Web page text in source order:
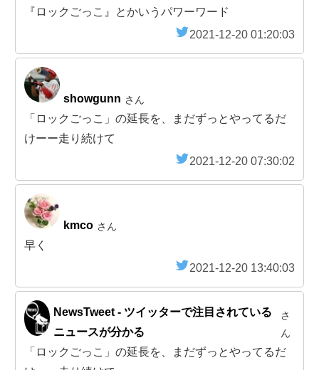
『ロックごっこ』とかいうパワーワード
2021-12-20 01:20:03
showgunn さん
「ロックごっこ」の延長を、まだずっとやってるだ
けーー走り続けて
2021-12-20 07:30:02
kmco さん
早く
2021-12-20 13:40:03
NewsTweet - ツイッターで注目されている
ニュースが分かる
さ
ん
「ロックごっこ」の延長を、まだずっとやってるだ